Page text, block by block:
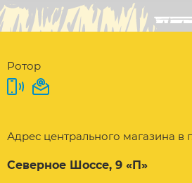
Ротор
Адрес центрального магазина в
Северное Шоссе, 9 «П»